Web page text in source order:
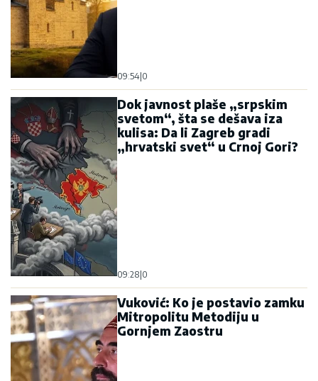
09:54 0
Dok javnost plaše „srpskim
svetom“, šta se dešava iza
kulisa: Da li Zagreb gradi
„hrvatski svet“ u Crnoj Gori?
09:28 0
Vuković: Ko je postavio zamku
Mitropolitu Metodiju u
Gornjem Zaostru